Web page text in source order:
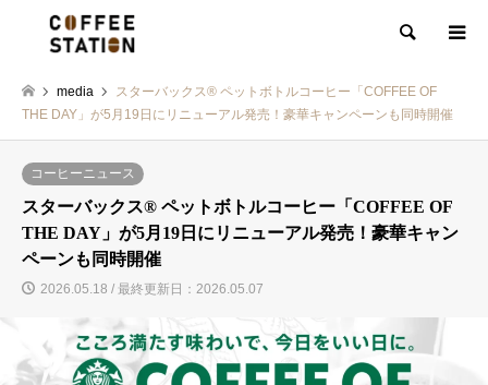
検索
media
スターバックス® ペットボトルコーヒー「COFFEE OF
THE DAY」が5月19日にリニューアル発売！豪華キャンペーンも同時開催
コーヒーニュース
スターバックス® ペットボトルコーヒー「COFFEE OF
THE DAY」が5月19日にリニューアル発売！豪華キャン
ペーンも同時開催
2026.05.18 / 最終更新日：2026.05.07